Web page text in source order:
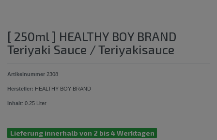
[ 250ml ] HEALTHY BOY BRAND
Teriyaki Sauce / Teriyakisauce
Artikelnummer 2308
Hersteller: HEALTHY BOY BRAND
Inhalt: 0.25 Liter
Lieferung innerhalb von 2 bis 4 Werktagen